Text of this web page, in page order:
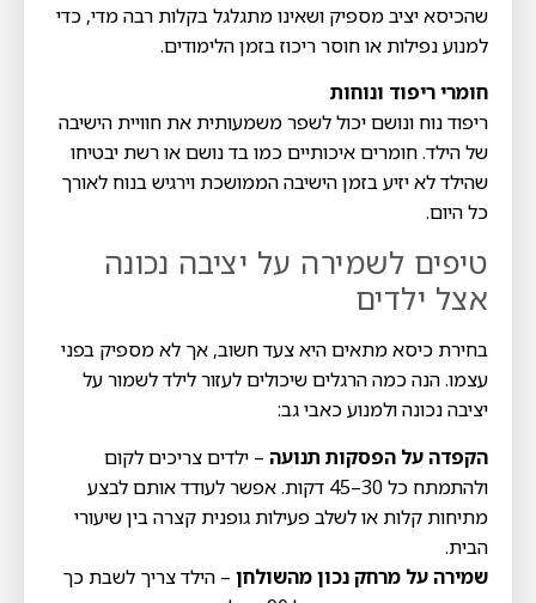
שהכיסא יציב מספיק ושאינו מתגלגל בקלות רבה מדי, כדי
למנוע נפילות או חוסר ריכוז בזמן הלימודים.
חומרי ריפוד ונוחות
ריפוד נוח ונושם יכול לשפר משמעותית את חוויית הישיבה
של הילד. חומרים איכותיים כמו בד נושם או רשת יבטיחו
שהילד לא יזיע בזמן הישיבה הממושכת וירגיש בנוח לאורך
כל היום.
טיפים לשמירה על יציבה נכונה
אצל ילדים
בחירת כיסא מתאים היא צעד חשוב, אך לא מספיק בפני
עצמו. הנה כמה הרגלים שיכולים לעזור לילד לשמור על
יציבה נכונה ולמנוע כאבי גב:
הקפדה על הפסקות תנועה – ילדים צריכים לקום
ולהתמתח כל 30–45 דקות. אפשר לעודד אותם לבצע
מתיחות קלות או לשלב פעילות גופנית קצרה בין שיעורי
הבית.
שמירה על מרחק נכון מהשולחן – הילד צריך לשבת כך